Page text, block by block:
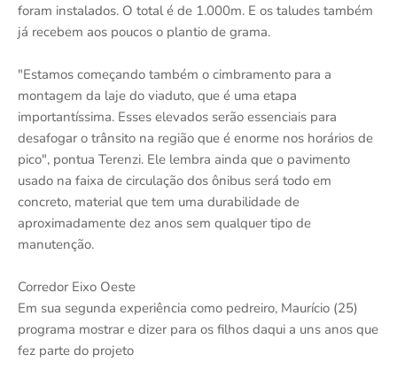
foram instalados. O total é de 1.000m. E os taludes também
já recebem aos poucos o plantio de grama.
"Estamos começando também o cimbramento para a
montagem da laje do viaduto, que é uma etapa
importantíssima. Esses elevados serão essenciais para
desafogar o trânsito na região que é enorme nos horários de
pico", pontua Terenzi. Ele lembra ainda que o pavimento
usado na faixa de circulação dos ônibus será todo em
concreto, material que tem uma durabilidade de
aproximadamente dez anos sem qualquer tipo de
manutenção.
Corredor Eixo Oeste
Em sua segunda experiência como pedreiro, Maurício (25)
programa mostrar e dizer para os filhos daqui a uns anos que
fez parte do projeto